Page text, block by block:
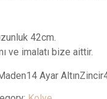
42cm.
ve imalatı bize aittir.
Ayar